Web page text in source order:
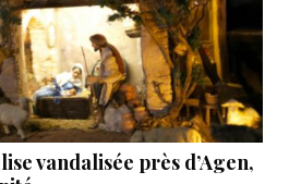
vandalisée près d’Agen,